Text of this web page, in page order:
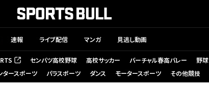
速報 ライブ配信 マンガ 見逃し動画
開く） センバツ高校野球 高校サッカー バーチャル春高バレー 野球
タースポーツ パラスポーツ ダンス モータースポーツ その他競技